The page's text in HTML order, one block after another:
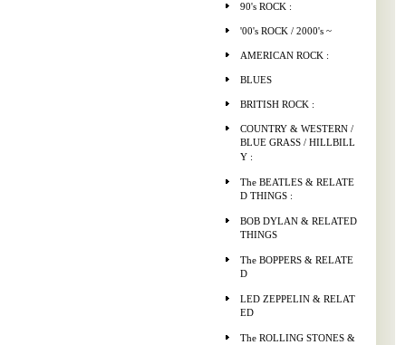
90's ROCK :
'00's ROCK / 2000's ~
AMERICAN ROCK :
BLUES
BRITISH ROCK :
COUNTRY & WESTERN /
BLUE GRASS / HILLBILL
Y :
The BEATLES & RELATE
D THINGS :
BOB DYLAN & RELATED
THINGS
The BOPPERS & RELATE
D
LED ZEPPELIN & RELAT
ED
The ROLLING STONES &